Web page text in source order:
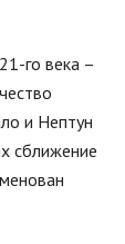
го века –
и Нептун
сближение